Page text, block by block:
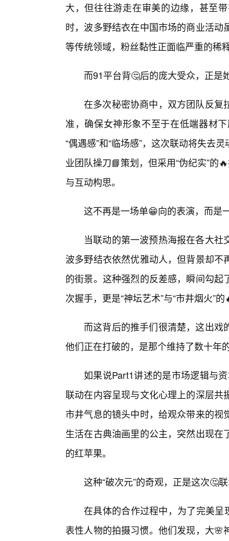
大，但往往游走在审美的边缘，甚至
时，波多野结衣在中国市场的商业活
等传统领域，粉丝黏性正面临严重的稀
而91平台背🤔后的庞大受众，正是
在多次秘密协商中，双方团队反复
准，确保女神形象不至于在低端器材
“偶遇感”和“临场感”，这次联动将失去
业团队操刀📘策划，但采用“伪纪实”的
与互动构思。
这不再是一场单😁向的表演，而是
当联动的第一波预热海报在各大
波多野结衣依然优雅动人，但背景却
的街景。这种强烈的反差感，瞬间勾
次握手，更是“神坛艺术”与“市井烟火”
而这背后的推手们很清楚，这出
他们正在打破的，是那个维持了数十年
如果说Part1讲述的是市场逻辑与
联动在内容呈现与文化心理上的深层
市井气息的镜头中时，给观众带来的
生活在古典油画里的公主，突然出现
的红苹果。
这种“破次元”的奇观，正是这次🤔
在具体的合作过程中，为了完美呈
表性人物的拍摄习惯。他们发现，大🌸